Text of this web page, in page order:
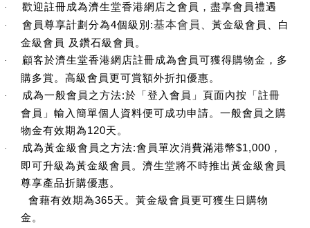
· 歡迎註冊成為濟生堂香港網店之會員，盡享會員禮遇
· 會員尊享計劃分為4個級別 :基本會員
、黃金級會員、白
金級會員 及鑽石級會員。
·
顧客於濟生堂香港網店註冊成為會員可獲得購物金，多
購多賞。高級會員更可賞額外折扣優惠。
· 成為一般會員之方法:於「登入會員」頁面內按「註冊
會員」輸入簡單個人資料便可成功申請。一般會員之購
物金有效期為120天。
· 成為黃金級會員之方法:會員單次消費滿港幣$1,000 ，
即可升級為黃金級會員。濟生堂將不時推出黃金級會員
尊享產品折購優惠。
會藉有效期為365天。黃金級會員更可獲生日購物
金。